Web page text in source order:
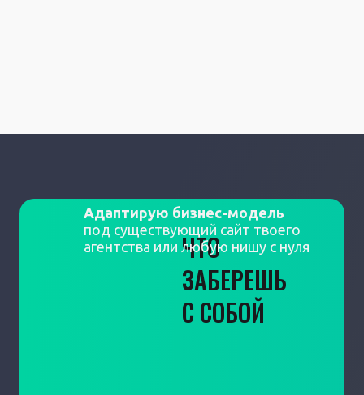
ЧТО
ЗАБЕРЕШЬ
С СОБОЙ
Адаптирую бизнес-модель
под существующий сайт твоего
агентства или любую нишу с нуля